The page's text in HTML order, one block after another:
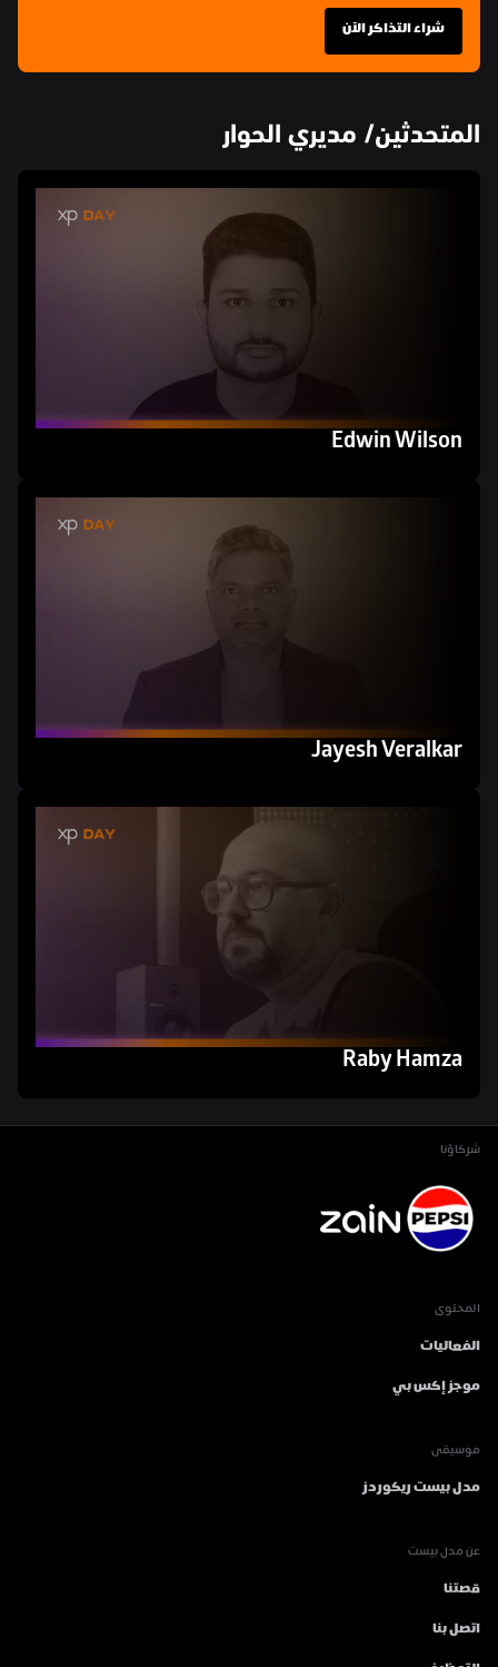
شراء التذاكر الآن
المتحدثين/ مديري الحوار
Edwin Wilson
Jayesh Veralkar
Raby Hamza
شركاؤنا
المحتوى
الفعاليات
موجز إكس بي
موسيقى
مدل بيست ريكوردز
عن مدل بيست
قصتنا
اتصل بنا